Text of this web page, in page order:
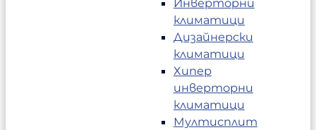
климатици
Дизайнерски
климатици
Хипер
инверторни
климатици
Мултисплит